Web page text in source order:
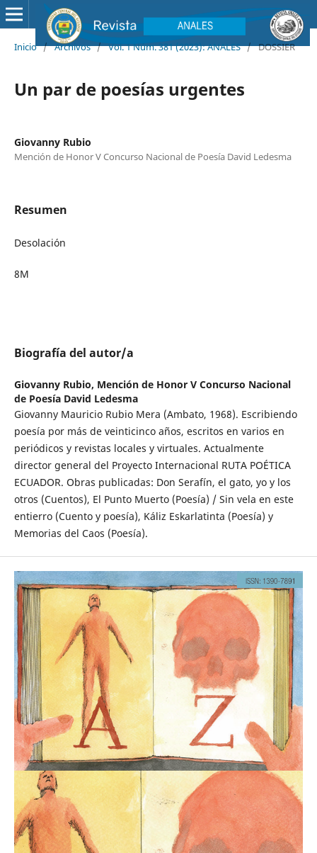
Inicio / Archivos / Vol. 1 Núm. 381 (2023): ANALES / DOSSIER
Un par de poesías urgentes
Giovanny Rubio
Mención de Honor V Concurso Nacional de Poesía David Ledesma
Resumen
Desolación
8M
Biografía del autor/a
Giovanny Rubio, Mención de Honor V Concurso Nacional
de Poesía David Ledesma
Giovanny Mauricio Rubio Mera (Ambato, 1968). Escribiendo
poesía por más de veinticinco años, escritos en varios en
periódicos y revistas locales y virtuales. Actualmente
director general del Proyecto Internacional RUTA POÉTICA
ECUADOR. Obras publicadas: Don Serafín, el gato, yo y los
otros (Cuentos), El Punto Muerto (Poesía) / Sin vela en este
entierro (Cuento y poesía), Káliz Eskarlatinta (Poesía) y
Memorias del Caos (Poesía).